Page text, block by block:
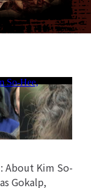
About Kim So-
Gokalp,